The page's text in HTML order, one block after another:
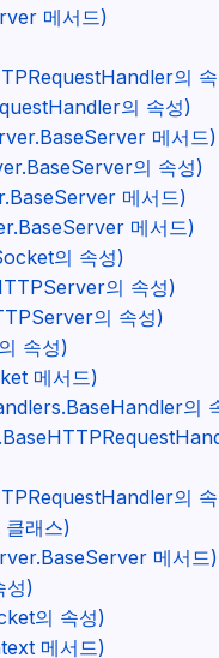
메서드)
의
의 속성)
메서드)
의 속성)
메서드)
메서드)
의 속성)
의 속성)
의 속성)
속성)
메서드)
의
의
래스)
메서드)
성)
의 속성)
메서드)